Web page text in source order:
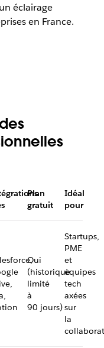
éclairage
en France.
Plan
gratuit
Idéal
pour
Oui
(historique
limité
à
90 jours)
Startups,
PME
et
équipes
tech
axées
sur
la